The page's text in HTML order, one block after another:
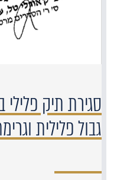
סגירת תיק
גבול פלילית